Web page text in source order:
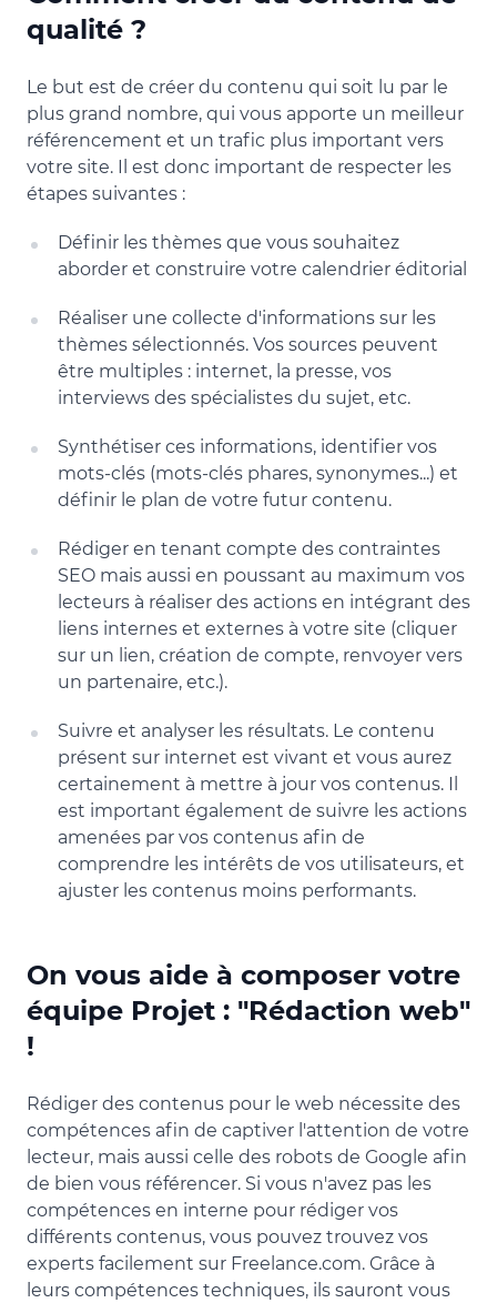
qualité ?
Le but est de créer du contenu qui soit lu par le
plus grand nombre, qui vous apporte un meilleur
référencement et un trafic plus important vers
votre site. Il est donc important de respecter les
étapes suivantes :
Définir les thèmes que vous souhaitez
aborder et construire votre calendrier éditorial
Réaliser une collecte d'informations sur les
thèmes sélectionnés. Vos sources peuvent
être multiples : internet, la presse, vos
interviews des spécialistes du sujet, etc.
Synthétiser ces informations, identifier vos
mots-clés (mots-clés phares, synonymes...) et
définir le plan de votre futur contenu.
Rédiger en tenant compte des contraintes
SEO mais aussi en poussant au maximum vos
lecteurs à réaliser des actions en intégrant des
liens internes et externes à votre site (cliquer
sur un lien, création de compte, renvoyer vers
un partenaire, etc.).
Suivre et analyser les résultats. Le contenu
présent sur internet est vivant et vous aurez
certainement à mettre à jour vos contenus. Il
est important également de suivre les actions
amenées par vos contenus afin de
comprendre les intérêts de vos utilisateurs, et
ajuster les contenus moins performants.
On vous aide à composer votre
équipe Projet : "Rédaction web"
!
Rédiger des contenus pour le web nécessite des
compétences afin de captiver l'attention de votre
lecteur, mais aussi celle des robots de Google afin
de bien vous référencer. Si vous n'avez pas les
compétences en interne pour rédiger vos
différents contenus, vous pouvez trouvez vos
experts facilement sur Freelance.com. Grâce à
leurs compétences techniques, ils sauront vous